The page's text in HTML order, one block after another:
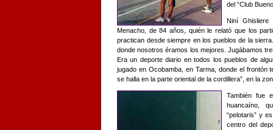
del “Club
Niní Ghisliere
Menacho, de 84 años, quién le relató que los
practican desde siempre en los pueblos de la
donde nosotros éramos los mejores. Jugábamos
Era un deporte diario en todos los pueblos de
jugado en Ocobamba, en Tarma, donde el frontón
se halla en la parte oriental de la cordillera”, en la
También fue
huancaíno,
“pelotaris” y
centro del